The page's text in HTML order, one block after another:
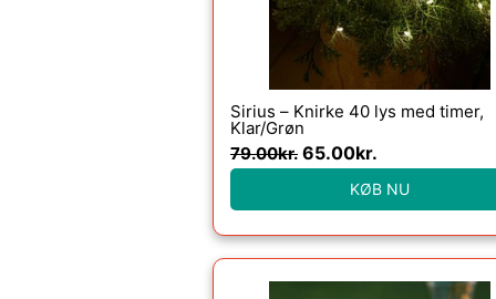
Sirius – Knirke 40 lys med timer,
Klar/Grøn
79.00kr. 65.00kr.
KØB NU